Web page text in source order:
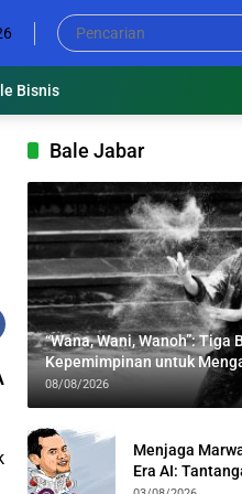
Bisnis
Bale Jabar
“Wana, Wani, Wanoh”: Tiga
Kepemimpinan untuk
Jabbar
08/08/2026
Menjaga
Era AI: